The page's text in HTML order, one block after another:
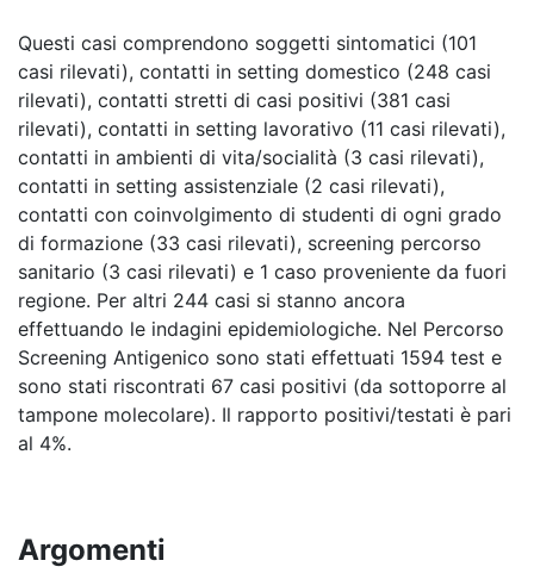
Questi casi comprendono soggetti sintomatici (101
casi rilevati), contatti in setting domestico (248 casi
rilevati), contatti stretti di casi positivi (381 casi
rilevati), contatti in setting lavorativo (11 casi rilevati),
contatti in ambienti di vita/socialità (3 casi rilevati),
contatti in setting assistenziale (2 casi rilevati),
contatti con coinvolgimento di studenti di ogni grado
di formazione (33 casi rilevati), screening percorso
sanitario (3 casi rilevati) e 1 caso proveniente da fuori
regione. Per altri 244 casi si stanno ancora
effettuando le indagini epidemiologiche. Nel Percorso
Screening Antigenico sono stati effettuati 1594 test e
sono stati riscontrati 67 casi positivi (da sottoporre al
tampone molecolare). Il rapporto positivi/testati è pari
al 4%.
Argomenti